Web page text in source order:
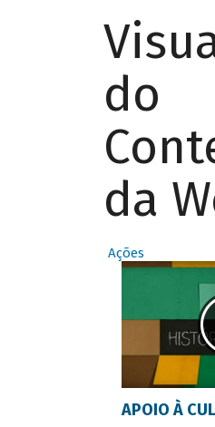
do
da
Ações
APOIO À